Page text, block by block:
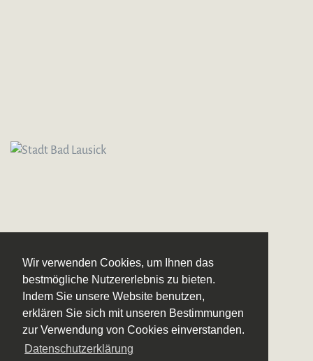
Wir verwenden Cookies, um Ihnen das
bestmögliche Nutzererlebnis zu bieten.
Indem Sie unsere Website benutzen,
erklären Sie sich mit unseren Bestimmungen
zur Verwendung von Cookies einverstanden.
Datenschutzerklärung